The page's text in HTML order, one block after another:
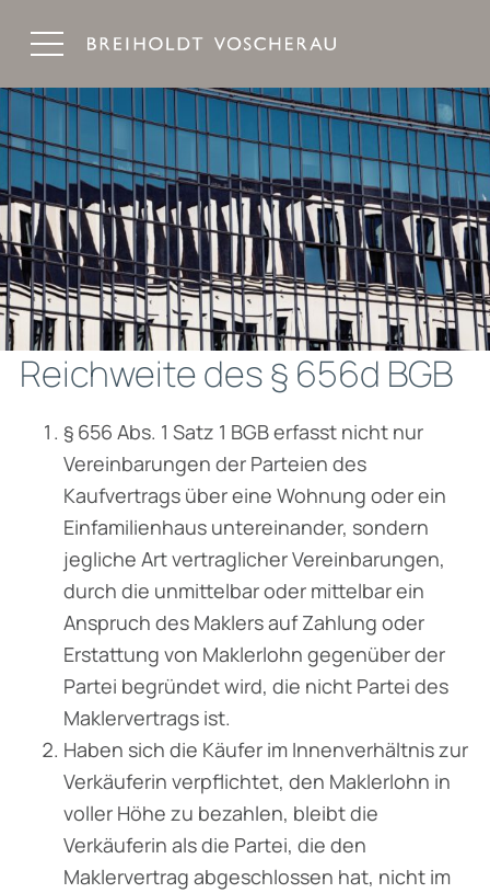
Reichweite des § 656d BGB
§ 656 Abs. 1 Satz 1 BGB erfasst nicht nur
Vereinbarungen der Parteien des
Kaufvertrags über eine Wohnung oder ein
Einfamilienhaus untereinander, sondern
jegliche Art vertraglicher Vereinbarungen,
durch die unmittelbar oder mittelbar ein
Anspruch des Maklers auf Zahlung oder
Erstattung von Maklerlohn gegenüber der
Partei begründet wird, die nicht Partei des
Maklervertrags ist.
Haben sich die Käufer im Innenverhältnis zur
Verkäuferin verpflichtet, den Maklerlohn in
voller Höhe zu bezahlen, bleibt die
Verkäuferin als die Partei, die den
Maklervertrag abgeschlossen hat, nicht im